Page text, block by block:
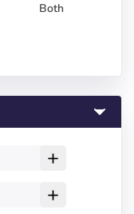
Both
add
add